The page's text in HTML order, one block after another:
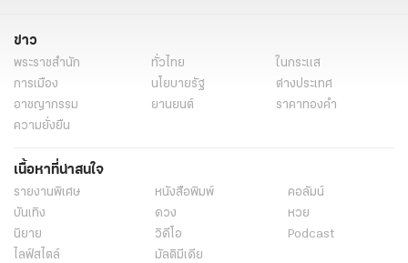
ข่าว
พระราชสำนัก ทั่วไทย
ในกระแส
การเมือง
นโยบายรัฐ
ต่างประเทศ
อาชญากรรม
ยานยนต์
ราคาทองคำ
ความยั่งยืน
เนื้อหาที่น่าสนใจ
รายงานพิเศษ หนังสือพิมพ์
คอลัมน์
บันเทิง
ดวง
หวย
นิยาย
วิดีโอ
Podcast
ไลฟ์สไตล์
มัลติมีเดีย